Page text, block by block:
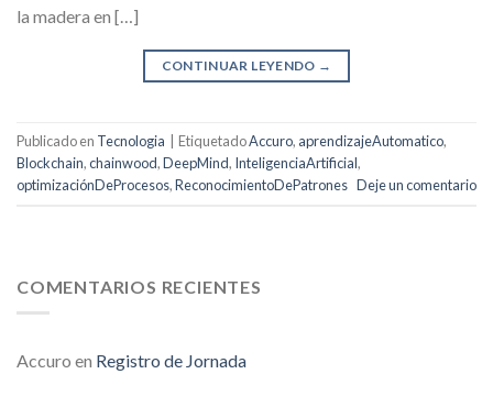
la madera en […]
CONTINUAR LEYENDO →
Publicado en Tecnologia EtiquetadoAccuro, aprendizajeAutomatico,
Blockchain,chainwood,DeepMind, InteligenciaArtificial,
optimizaciónDeProcesos,ReconocimientoDePatrones Deje un comentario
COMENTARIOS RECIENTES
Accuro en Registro de Jornada